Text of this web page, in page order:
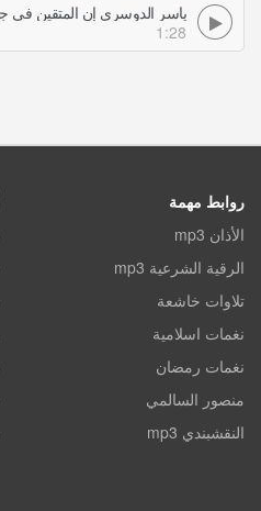
1:28
روابط مهمة
الأذان mp3
الرقية الشرعية mp3
تلاوات خاشعة
نغمات اسلامية
نغمات رمضان
منصور السالمي
النقشبندي mp3